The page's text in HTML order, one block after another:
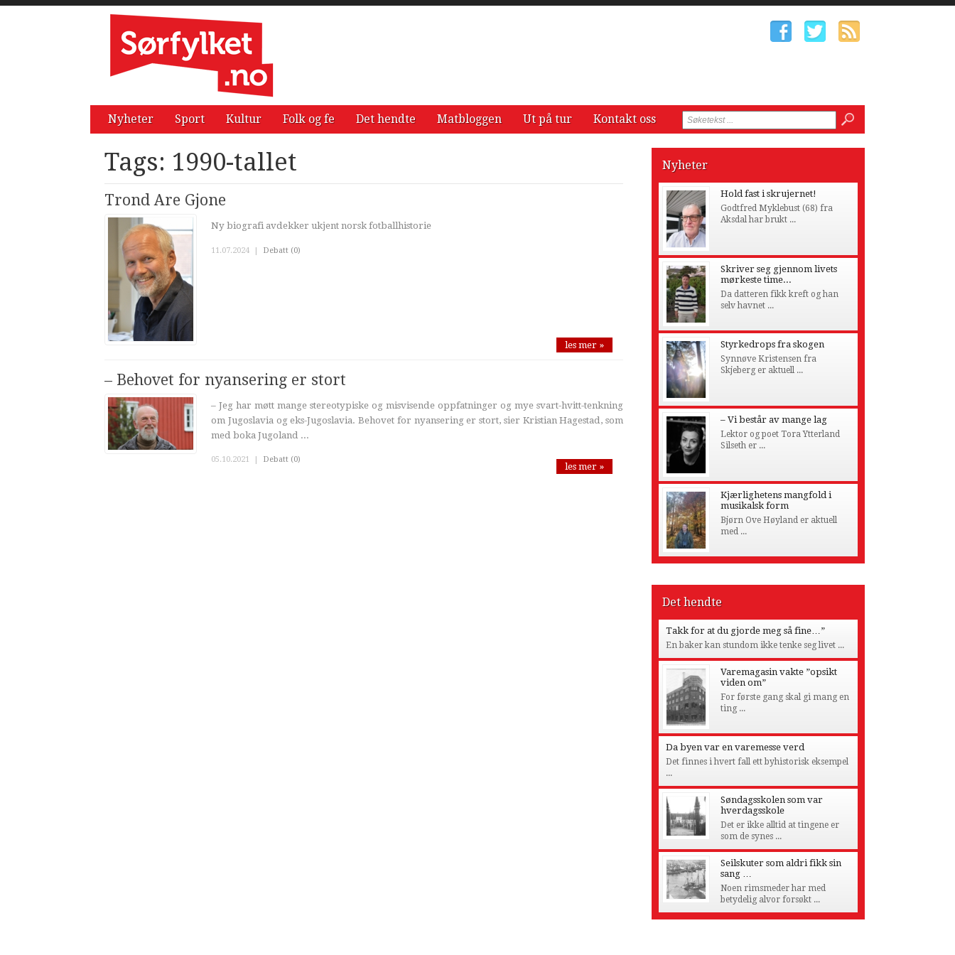
Nyheter Sport Kultur Folk og fe Det hendte Matbloggen Ut på tur Kontakt oss
Tags: 1990-tallet
Trond Are Gjone
Ny biografi avdekker ukjent norsk fotballhistorie
11.07.2024 | Debatt (0)
les mer »
– Behovet for nyansering er stort
– Jeg har møtt mange stereotypiske og misvisende oppfatninger og mye svart-hvitt-tenkning
om Jugoslavia og eks-Jugoslavia. Behovet for nyansering er stort, sier Kristian Hagestad, som
med boka Jugoland ...
05.10.2021 Debatt (0)
les mer »
Nyheter
Hold fast i skrujernet!
Godtfred Myklebust (68) fra
Aksdal har brukt ...
Skriver seg gjennom livets
mørkeste time...
Da datteren fikk kreft og han
selv havnet ...
Styrkedrops fra skogen
Synnøve Kristensen fra
Skjeberg er aktuell ...
– Vi består av mange lag
Lektor og poet Tora Ytterland
Silseth er ...
Kjærlighetens mangfold i
musikalsk form
Bjørn Ove Høyland er aktuell
med ...
Det hendte
Takk for at du gjorde meg så fine…”
En baker kan stundom ikke tenke seg livet ...
Varemagasin vakte ”opsikt
viden om”
For første gang skal gi mang en
ting ...
Da byen var en varemesse verd
Det finnes i hvert fall ett byhistorisk eksempel
...
Søndagsskolen som var
hverdagsskole
Det er ikke alltid at tingene er
som de synes ...
Seilskuter som aldri fikk sin
sang …
Noen rimsmeder har med
betydelig alvor forsøkt ...